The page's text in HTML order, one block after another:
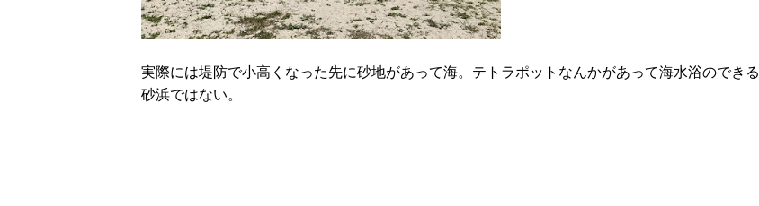
実際には堤防で小高くなった先に砂地があって海。テトラポットなんかがあって海水浴のできる
砂浜ではない。